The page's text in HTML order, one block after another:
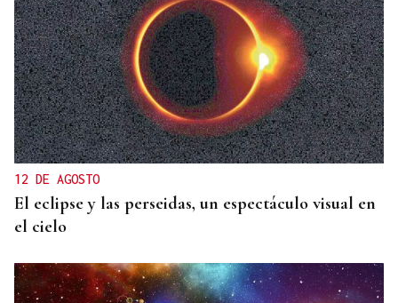
12 DE AGOSTO
El eclipse y las perseidas, un espectáculo visual en
el cielo